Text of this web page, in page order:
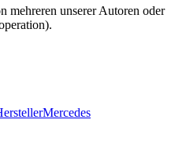
mehreren unserer Autoren oder
Mercedes